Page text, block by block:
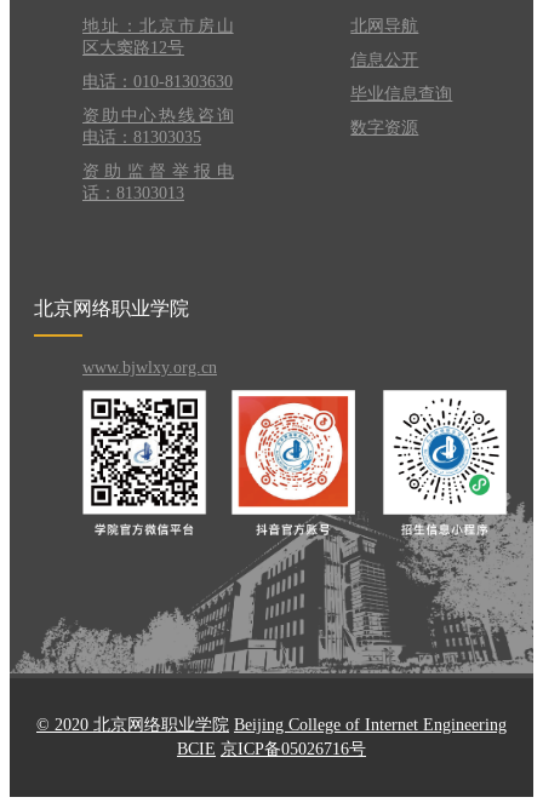
地址：北京市房山
区大窦路12号
电话：010-81303630
资助中心热线咨询
电话：81303035
资助监督举报电
话：81303013
北网导航
信息公开
毕业信息查询
数字资源
北京网络职业学院
www.bjwlxy.org.cn
© 2020 北京网络职业学院 Beijing College of Internet Engineering
BCIE 京ICP备05026716号